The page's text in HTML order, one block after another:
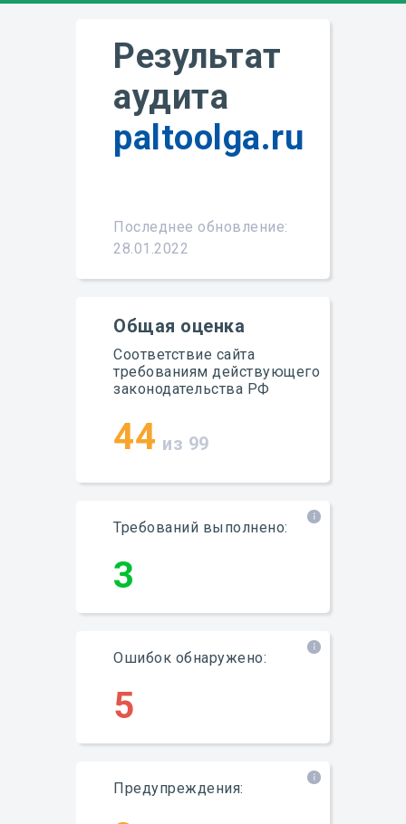
Результат
аудита
paltoolga.ru
Последнее обновление:
28.01.2022
из 99
44
Общая оценка
Требований выполнено:
3
Ошибок обнаружено:
5
Предупреждения:
Соответствие сайта
требованиям действующего
законодательства РФ